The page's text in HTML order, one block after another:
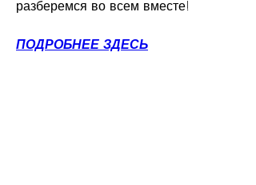
разберемся во всем вместе!
ПОДРОБНЕЕ ЗДЕСЬ